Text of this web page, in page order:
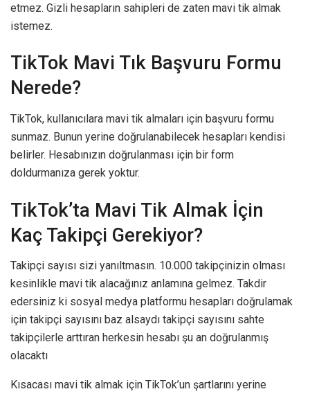
etmez. Gizli hesapların sahipleri de zaten mavi tik almak
istemez.
TikTok Mavi Tık Başvuru Formu
Nerede?
TikTok, kullanıcılara mavi tik almaları için başvuru formu
sunmaz. Bunun yerine doğrulanabilecek hesapları kendisi
belirler. Hesabınızın doğrulanması için bir form
doldurmanıza gerek yoktur.
TikTok’ta Mavi Tik Almak İçin
Kaç Takipçi Gerekiyor?
Takipçi sayısı sizi yanıltmasın. 10.000 takipçinizin olması
kesinlikle mavi tik alacağınız anlamına gelmez. Takdir
edersiniz ki sosyal medya platformu hesapları doğrulamak
için takipçi sayısını baz alsaydı takipçi sayısını sahte
takipçilerle arttıran herkesin hesabı şu an doğrulanmış
olacaktı
Kısacası mavi tik almak için TikTok’un şartlarını yerine